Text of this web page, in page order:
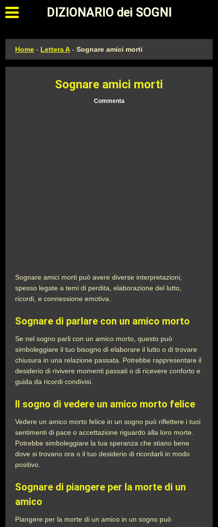
Apri il menu principale
DIZIONARIO dei SOGNI
Home - Lettera A -Sognare amici morti
Sognare amici morti
Commenta
Sognare amici morti può avere diverse interpretazioni,
spesso legate a temi di perdita, elaborazione del lutto,
ricordi, e connessione emotiva.
Sognare di parlare con un amico morto
Se nel sogno parli con un amico morto, questo può
simboleggiare il tuo bisogno di elaborare il lutto o di trovare
chiusura in una relazione passata. Potrebbe rappresentare il
desiderio di rivivere momenti passati o di ricevere conforto e
guida da ricordi condivisi.
Il sogno di vedere un amico morto felice
Vedere un amico morto felice in un sogno può riflettere i tuoi
sentimenti di pace o accettazione riguardo alla loro morte.
Potrebbe simboleggiare la tua speranza che stiano bene
dove si trovano ora o il tuo desiderio di ricordarli in modo
positivo.
Sognare di piangere per la morte di un
amico
Piangere per la morte di un amico in un sogno può